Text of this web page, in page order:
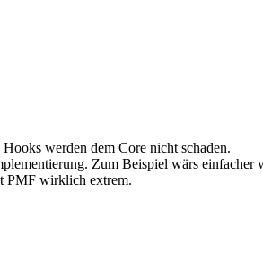
werden dem Core nicht schaden.
Zum Beispiel wärs
PMF wirklich extrem.